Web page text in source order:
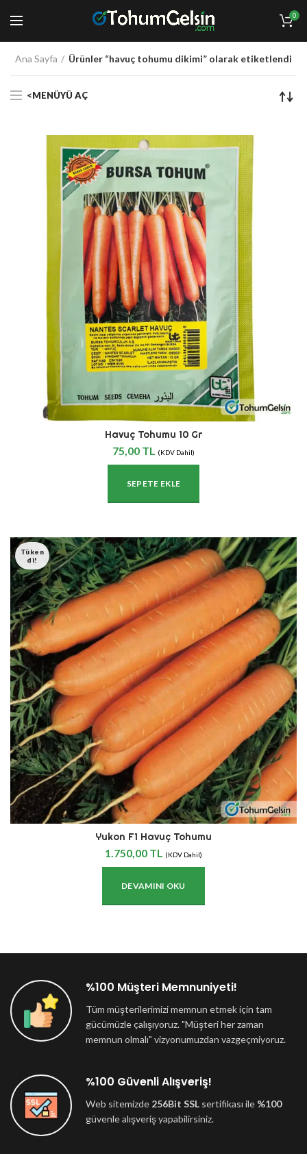
0
Ana Sayfa Ürünler “havuç tohumu dikimi” olarak etiketlendi
<MENÜYÜ AÇ
Havuç Tohumu 10 Gr
75,00 TL (KDV Dahil)
SEPETE EKLE
Tüken
Di!
Yukon F1 Havuç Tohumu
1.750,00 TL (KDV Dahil)
DEVAMINI OKU
%100 Müşteri Memnuniyeti!
Tüm müşterilerimizi memnun etmek için tam
gücümüzle çalışıyoruz. "Müşteri her zaman
memnun olmalı" vizyonumuzdan vazgeçmiyoruz.
%100 Güvenli Alışveriş!
Web sitemizde 256Bit SSL sertifikası ile %100
güvenle alışveriş yapabilirsiniz.